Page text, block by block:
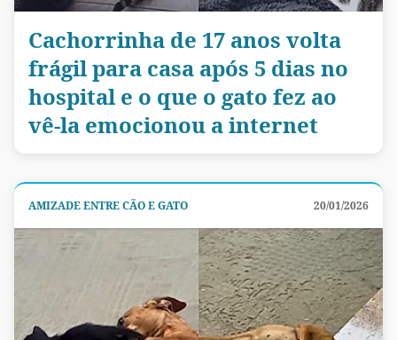
Cachorrinha de 17 anos volta
frágil para casa após 5 dias no
hospital e o que o gato fez ao
vê-la emocionou a internet
AMIZADE ENTRE CÃO E GATO 20/01/2026